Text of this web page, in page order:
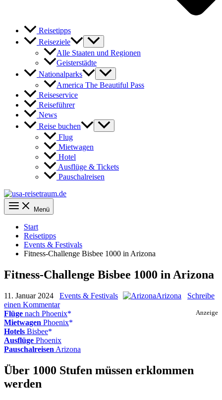
Reisetipps
Reiseziele
Alle Staaten und Regionen
Geisterstädte
Nationalparks
America The Beautiful Pass
Reiseservice
Reiseführer
News
Reise buchen
Flug
Mietwagen
Hotel
Ausflüge & Tickets
Pauschalreisen
Menü
Start
Reisetipps
Events & Festivals
Fitness-Challenge Bisbee 1000 in Arizona
Fitness-Challenge Bisbee 1000 in Arizona
11. Januar 2024 Events & Festivals Arizona
Schreibe
einen Kommentar
Anzeige
Flüge nach Phoenix
Mietwagen Phoenix
Hotels Bisbee
Ausflüge Phoenix
Pauschalreisen Arizona
Über 1000 Stufen müssen erklommen
werden